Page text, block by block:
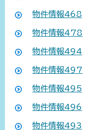
物件情報468
物件情報478
物件情報494
物件情報497
物件情報495
物件情報496
物件情報493